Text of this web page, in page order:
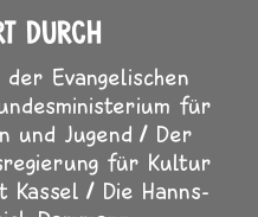
DURCH
Evangelischen
für
und Jugend
Der
für Kultur
Kassel
Die Hanns-